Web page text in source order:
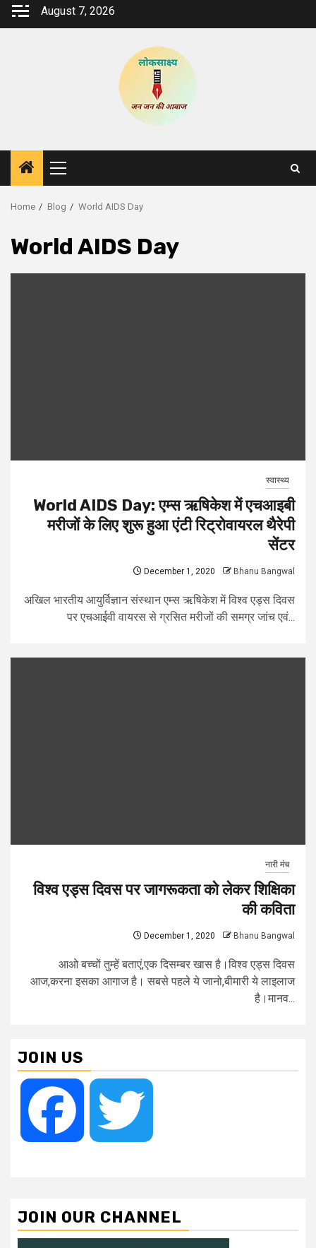
Skip
August 7, 2026
Primary
Menu
Home Blog World AIDS Day
World AIDS Day
स्वास्थ्य
World AIDS Day: एम्स ऋषिकेश में एचआइबी
मरीजों के लिए शुरू हुआ एंटी रिट्रोवायरल थैरेपी
सेंटर
December 1, 2020 Bhanu Bangwal
अखिल भारतीय आयुर्विज्ञान संस्थान एम्स ऋषिकेश में विश्व एड्स दिवस
पर एचआईवी वायरस से ग्रसित मरीजों की समग्र जांच एवं...
नारी मंच
विश्व एड्स दिवस पर जागरूकता को लेकर शिक्षिका
की कविता
December 1, 2020 Bhanu Bangwal
आओ बच्चों तुम्हें बताएं,एक दिसम्बर खास है।विश्व एड्स दिवस
आज,करना इसका आगाज है। सबसे पहले ये जानो,बीमारी ये लाइलाज
है।मानव...
JOIN US
Facebook
JOIN OUR CHANNEL